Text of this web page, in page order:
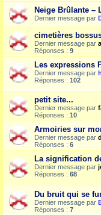
Neige Brûlante –
Dernier message par
cimetières
Dernier message par
Réponses : 9
Les expressions
Dernier message par
Réponses : 102
petit site...
Dernier message par
Réponses : 10
Armoiries sur
Dernier message par
Réponses : 6
La signification
Dernier message par
Réponses : 68
Du bruit qui se
Dernier message par
Réponses : 7